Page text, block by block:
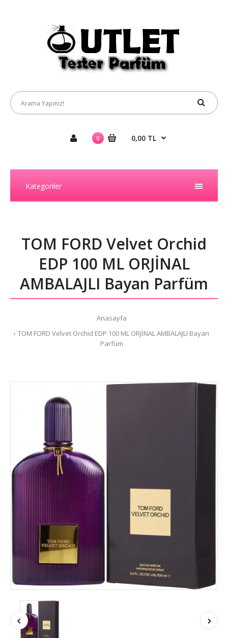
0 0,00 TL
Kategoriler
TOM FORD Velvet Orchid
EDP 100 ML ORJİNAL
AMBALAJLI Bayan Parfüm
Anasayfa
TOM FORD Velvet Orchid EDP 100 ML ORJİNAL AMBALAJLI Bayan
Parfüm